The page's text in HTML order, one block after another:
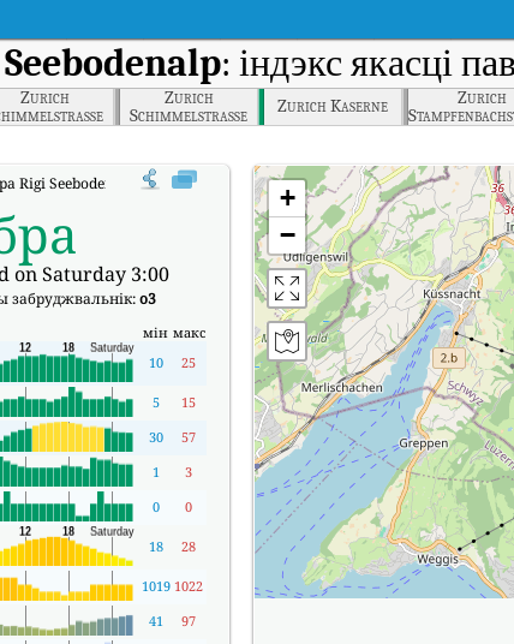
: індэкс якасці
Zurich
Zurich
Schimmelstrasse
Zurich Kaserne
Zurich
Rigi Seebodenalp у рэальным часе (AQI).
on Saturday 3:00
забруджвальнік:o3
мін макс
10 25
5
15
30
57
1
3
0 0
18 28
1019 1022
41
97
+
−